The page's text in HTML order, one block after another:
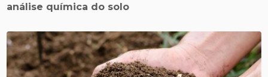
análise química do solo